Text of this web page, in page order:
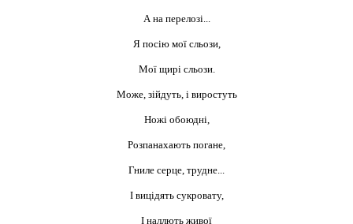
А на перелозі...
Я посію мої сльози,
Мої щирі сльози.
Може, зійдуть, і виростуть
Ножі обоюдні,
Розпанахають погане,
Гниле серце, трудне...
І вицідять сукровату,
І наллють живої